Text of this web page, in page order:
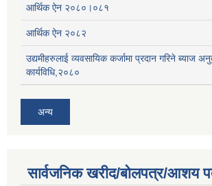
आर्थिक ऐन २०८०।०८१
आर्थिक ऐन २०८२
उद्यमीहरुलाई व्यवसायिक कर्जामा प्रदान गरिने ब्याज
कार्यविधि,२०८०
अन्य
सार्वजनिक खरीद/बोलपत्र/आशय